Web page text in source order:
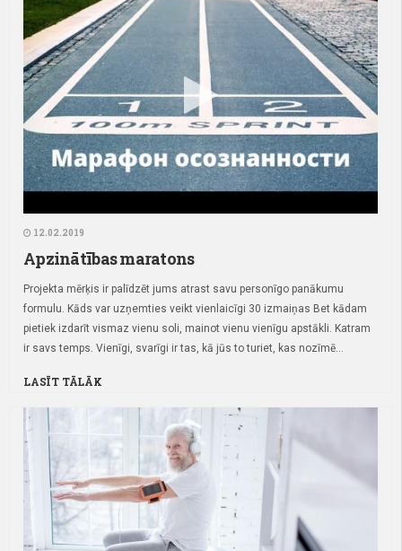
12.02.2019
Apzinātības maratons
Projekta mērķis ir palīdzēt jums atrast savu personīgo panākumu
formulu. Kāds var uzņemties veikt vienlaicīgi 30 izmaiņas Bet kādam
pietiek izdarīt vismaz vienu soli, mainot vienu vienīgu apstākli. Katram
ir savs temps. Vienīgi, svarīgi ir tas, kā jūs to turiet, kas nozīmē...
LASĪT TĀLĀK